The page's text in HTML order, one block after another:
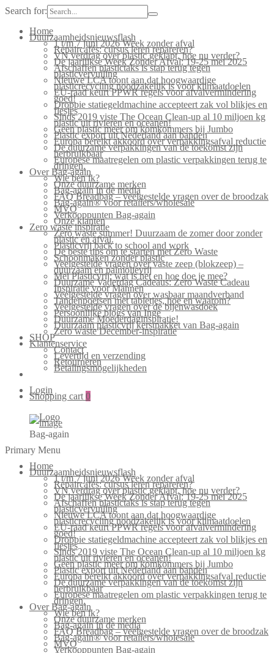
Search for:
Home
Duurzaamheidsnieuwsflash
1 t/m 7 juni 2026 Week zonder afval
Repaircafés: cursus leren repareren?
VN verdrag over plastic geklapt, hoe nu verder?
De jaarlijkse Week Zonder Afval: 19-25 mei 2025
Afschaffen plastictaks is stap terug tegen
plasticvervuiling
Nieuwe LCA toont aan dat hoogwaardige
plasticrecycling noodzakelijk is voor klimaatdoelen
EU-raad keurt PPWR regels voor afvalvermindering
goed!
Droppie statiegeldmachine accepteert zak vol blikjes en
flesjes
Sinds 2019 viste The Ocean Clean-up al 10 miljoen kg
plastic uit rivieren en oceanen!
Geen plastic meer om komkommers bij Jumbo
Plastic export uit Nederland aan banden
Europa bereikt akkoord over verpakkingsafval reductie
De duurzame verpakkingen van de toekomst zijn
herbruikbaar
Europese maatregelen om plastic verpakkingen terug te
dringen.
Over Bag-again
Wie ben ik?
Onze duurzame merken
Bag-again in de media
FAQ Breadbag – veelgestelde vragen over de broodzak
Bag-again® voor retailers/wholesale
MVO
Verkooppunten Bag-again
Onze klanten
Zero waste inspiratie
Zero waste summer! Duurzaam de zomer door zonder
plastic en afval.
Plasticvrij back to school and work
De beste tips om te starten met Zero Waste
Schoonmaken zonder plastic
Veelgestelde vragen over vaste zeep (blokzeep) –
duurzaam en palmolievrij
Mei Plasticvrij: wat is het en hoe doe je mee?
Duurzame Vaderdag Cadeaus: Zero Waste Cadeau
Inspiratie voor Mannen
Veelgestelde vragen over wasbaar maandverband
Tandenpoetsen met tabletjes, hoe en waarom?
Veelgestelde vragen over de bijenwasdoek
Persoonlijke blogs van Inge
Duurzame Moederdaginspiratie!
Duurzaam plasticvrij kerstpakket van Bag-again
Zero waste December-inspiratie
SHOP
Klantenservice
Contact
Levertijd en verzending
Retourneren
Betalingsmogelijkheden
Login
Shopping cart 0
Bag-again
Primary Menu
Home
Duurzaamheidsnieuwsflash
1 t/m 7 juni 2026 Week zonder afval
Repaircafés: cursus leren repareren?
VN verdrag over plastic geklapt, hoe nu verder?
De jaarlijkse Week Zonder Afval: 19-25 mei 2025
Afschaffen plastictaks is stap terug tegen
plasticvervuiling
Nieuwe LCA toont aan dat hoogwaardige
plasticrecycling noodzakelijk is voor klimaatdoelen
EU-raad keurt PPWR regels voor afvalvermindering
goed!
Droppie statiegeldmachine accepteert zak vol blikjes en
flesjes
Sinds 2019 viste The Ocean Clean-up al 10 miljoen kg
plastic uit rivieren en oceanen!
Geen plastic meer om komkommers bij Jumbo
Plastic export uit Nederland aan banden
Europa bereikt akkoord over verpakkingsafval reductie
De duurzame verpakkingen van de toekomst zijn
herbruikbaar
Europese maatregelen om plastic verpakkingen terug te
dringen.
Over Bag-again
Wie ben ik?
Onze duurzame merken
Bag-again in de media
FAQ Breadbag – veelgestelde vragen over de broodzak
Bag-again® voor retailers/wholesale
MVO
Verkooppunten Bag-again